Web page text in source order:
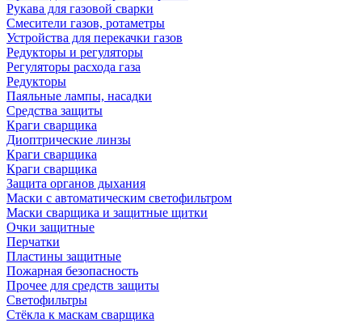
Рукава для газовой сварки
Смесители газов, ротаметры
Устройства для перекачки газов
Редукторы и регуляторы
Регуляторы расхода газа
Редукторы
Паяльные лампы, насадки
Средства защиты
Краги сварщика
Диоптрические линзы
Краги сварщика
Краги сварщика
Защита органов дыхания
Маски с автоматическим светофильтром
Маски сварщика и защитные щитки
Очки защитные
Перчатки
Пластины защитные
Пожарная безопасность
Прочее для средств защиты
Светофильтры
Стёкла к маскам сварщика